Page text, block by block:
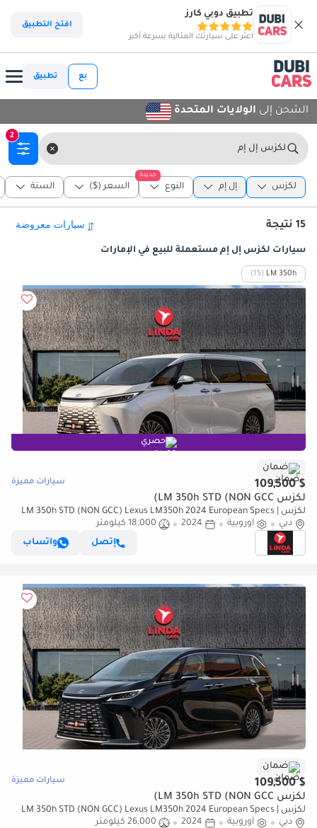
تطبيق دوبي كارز
اعثر على سيارتك المثالية بسرعة أكبر
افتح التطبيق
بع تطبيق
الشحن إلى الولايات المتحدة
لكزس إل إم
2
لكزس إل إم
جديدة
النوع السعر ($) السنة
15 نتيجة
سيارات لكزس إل إم مستعملة للبيع في الإمارات
LM 350h
(15)
حصري
ضمان
$ 109,500 سيارات مميزة
لكزس LM 350h STD (NON GCC)
لكزس LM 350h STD (NON GCC) Lexus LM350h 2024 European Specs |
Warranty
دبي أوروبية 2024
18,000 كيلومتر
إتصل
واتساب
ضمان
$ 109,500 سيارات مميزة
لكزس LM 350h STD (NON GCC)
لكزس LM 350h STD (NON GCC) Lexus LM350h 2024 European Specs |
Warranty
دبي أوروبية 2024
26,000 كيلومتر